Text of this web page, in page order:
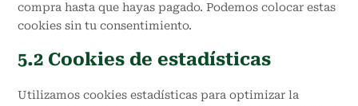
compra hasta que hayas pagado. Podemos colocar estas
cookies sin tu consentimiento.
5.2 Cookies de estadísticas
Utilizamos cookies estadísticas para optimizar la